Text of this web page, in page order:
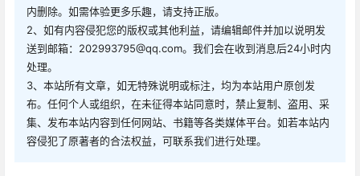
内删除。如需体验更多乐趣，请支持正版。
2、如有内容侵犯您的版权或其他利益，请编辑邮件并加以说明发
送到邮箱：202993795@qq.com。我们会在收到消息后24小时内
处理。
3、本站所有文章，如无特殊说明或标注，均为本站用户原创发
布。任何个人或组织，在未征得本站同意时，禁止复制、盗用、采
集、发布本站内容到任何网站、书籍等各类媒体平台。如若本站内
容侵犯了原著者的合法权益，可联系我们进行处理。